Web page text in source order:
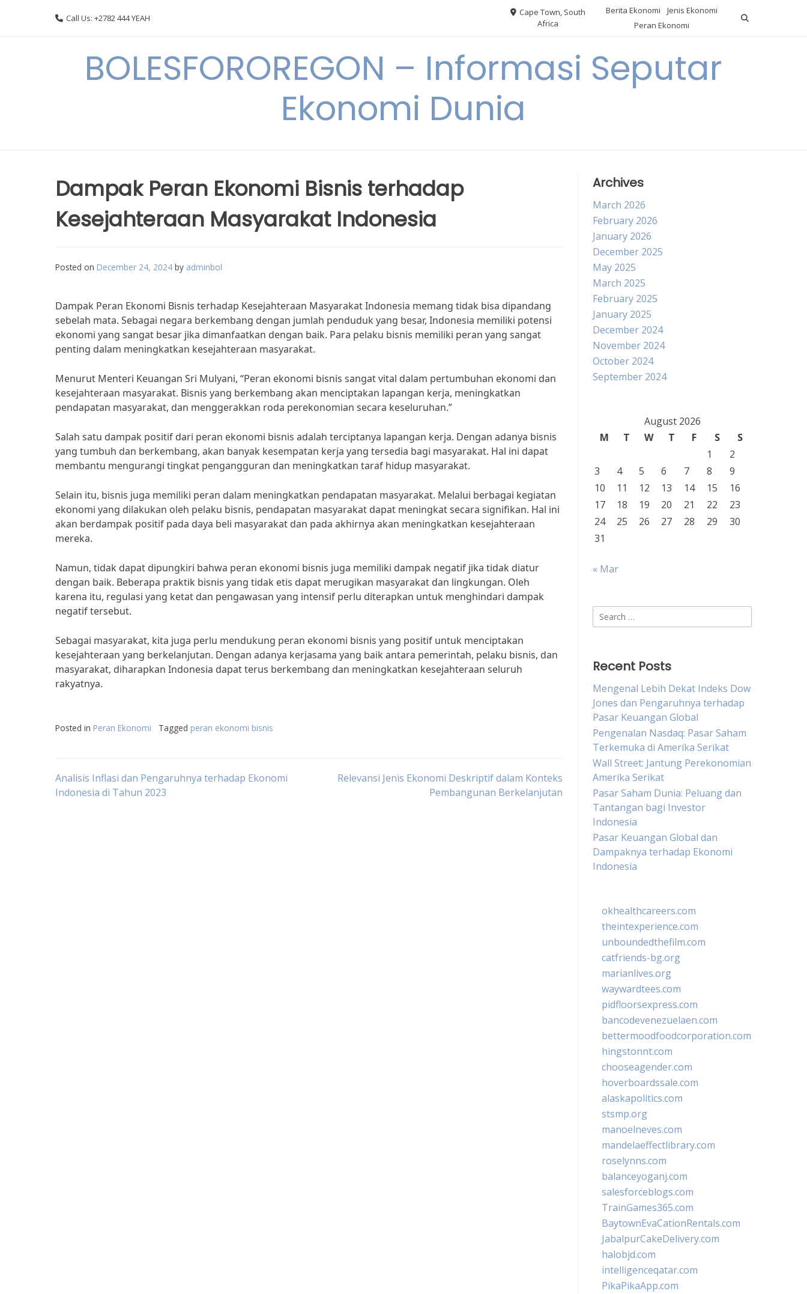
Call Us: +2782 444 YEAH
Cape Town, South
Africa
Berita Ekonomi
Jenis Ekonomi
Peran Ekonomi
BOLESFOROREGON – Informasi Seputar
Ekonomi Dunia
Dampak Peran Ekonomi Bisnis terhadap
Kesejahteraan Masyarakat Indonesia
Posted on December 24, 2024 by adminbol
Dampak Peran Ekonomi Bisnis terhadap Kesejahteraan Masyarakat Indonesia memang tidak bisa dipandang
sebelah mata. Sebagai negara berkembang dengan jumlah penduduk yang besar, Indonesia memiliki potensi
ekonomi yang sangat besar jika dimanfaatkan dengan baik. Para pelaku bisnis memiliki peran yang sangat
penting dalam meningkatkan kesejahteraan masyarakat.
Menurut Menteri Keuangan Sri Mulyani, “Peran ekonomi bisnis sangat vital dalam pertumbuhan ekonomi dan
kesejahteraan masyarakat. Bisnis yang berkembang akan menciptakan lapangan kerja, meningkatkan
pendapatan masyarakat, dan menggerakkan roda perekonomian secara keseluruhan.”
Salah satu dampak positif dari peran ekonomi bisnis adalah terciptanya lapangan kerja. Dengan adanya bisnis
yang tumbuh dan berkembang, akan banyak kesempatan kerja yang tersedia bagi masyarakat. Hal ini dapat
membantu mengurangi tingkat pengangguran dan meningkatkan taraf hidup masyarakat.
Selain itu, bisnis juga memiliki peran dalam meningkatkan pendapatan masyarakat. Melalui berbagai kegiatan
ekonomi yang dilakukan oleh pelaku bisnis, pendapatan masyarakat dapat meningkat secara signifikan. Hal ini
akan berdampak positif pada daya beli masyarakat dan pada akhirnya akan meningkatkan kesejahteraan
mereka.
Namun, tidak dapat dipungkiri bahwa peran ekonomi bisnis juga memiliki dampak negatif jika tidak diatur
dengan baik. Beberapa praktik bisnis yang tidak etis dapat merugikan masyarakat dan lingkungan. Oleh
karena itu, regulasi yang ketat dan pengawasan yang intensif perlu diterapkan untuk menghindari dampak
negatif tersebut.
Sebagai masyarakat, kita juga perlu mendukung peran ekonomi bisnis yang positif untuk menciptakan
kesejahteraan yang berkelanjutan. Dengan adanya kerjasama yang baik antara pemerintah, pelaku bisnis, dan
masyarakat, diharapkan Indonesia dapat terus berkembang dan meningkatkan kesejahteraan seluruh
rakyatnya.
Posted in Peran Ekonomi Tagged peran ekonomi bisnis
Post
Analisis Inflasi dan Pengaruhnya terhadap Ekonomi
Indonesia di Tahun 2023
Relevansi Jenis Ekonomi Deskriptif dalam Konteks
Pembangunan Berkelanjutan
Archives
March 2026
February 2026
January 2026
December 2025
May 2025
March 2025
February 2025
January 2025
December 2024
November 2024
October 2024
September 2024
August 2026
M
T W T F S
S
1
2
3
4 5 6 7 8
9
10
11 12 13 14 15
16
17
18 19 20 21 22
23
24
25 26 27 28 29
30
31
« Mar
Search
for:
Recent Posts
Mengenal Lebih Dekat Indeks Dow
Jones dan Pengaruhnya terhadap
Pasar Keuangan Global
Pengenalan Nasdaq: Pasar Saham
Terkemuka di Amerika Serikat
Wall Street: Jantung Perekonomian
Amerika Serikat
Pasar Saham Dunia: Peluang dan
Tantangan bagi Investor
Indonesia
Pasar Keuangan Global dan
Dampaknya terhadap Ekonomi
Indonesia
okhealthcareers.com
theintexperience.com
unboundedthefilm.com
catfriends-bg.org
marianlives.org
waywardtees.com
pidfloorsexpress.com
bancodevenezuelaen.com
bettermoodfoodcorporation.com
hingstonnt.com
chooseagender.com
hoverboardssale.com
alaskapolitics.com
stsmp.org
manoelneves.com
mandelaeffectlibrary.com
roselynns.com
balanceyoganj.com
salesforceblogs.com
TrainGames365.com
BaytownEvaCationRentals.com
JabalpurCakeDelivery.com
halobjd.com
intelligenceqatar.com
PikaPikaApp.com